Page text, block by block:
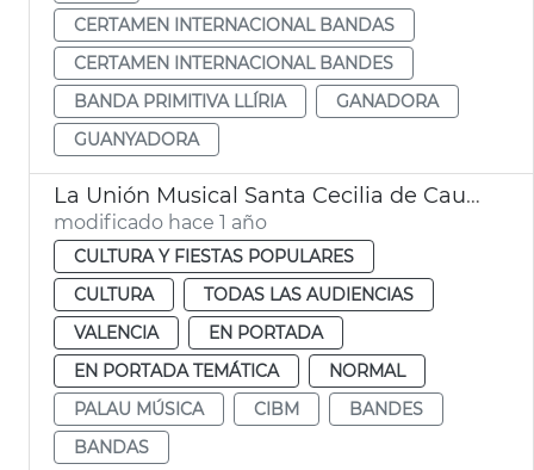
CERTAMEN INTERNACIONAL BANDAS
CERTAMEN INTERNACIONAL BANDES
BANDA PRIMITIVA LLÍRIA
GANADORA
GUANYADORA
La Unión Musical Santa Cecilia de Caudete, ganadora sección segunda Certamen Internacional Bandas Ciudad de València
modificado hace 1 año
CULTURA Y FIESTAS POPULARES
CULTURA
TODAS LAS AUDIENCIAS
VALENCIA
EN PORTADA
EN PORTADA TEMÁTICA
NORMAL
PALAU MÚSICA
CIBM
BANDES
BANDAS